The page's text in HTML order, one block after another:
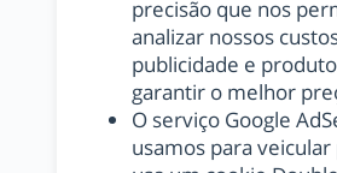
precisão que nos
analizar nossos
publicidade e
garantir o melhor
O serviço Google
usamos para